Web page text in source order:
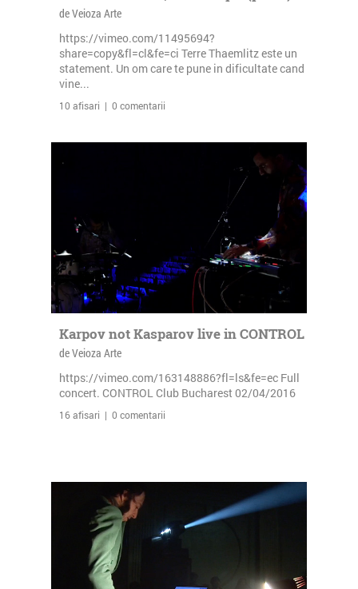
de Veioza Arte
https://vimeo.com/11495694?
share=copy&fl=cl&fe=ci Terre Thaemlitz este un
statement. Un om care te pune in dificultate cand
vine...
10 afisari | 0 comentarii
Karpov not Kasparov live in CONTROL
de Veioza Arte
https://vimeo.com/163148886?fl=ls&fe=ec Full
concert. CONTROL Club Bucharest 02/04/2016
16 afisari | 0 comentarii